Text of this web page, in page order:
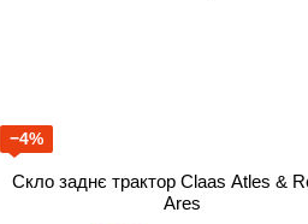
−4%
Скло заднє трактор Claas Atles &
Ares